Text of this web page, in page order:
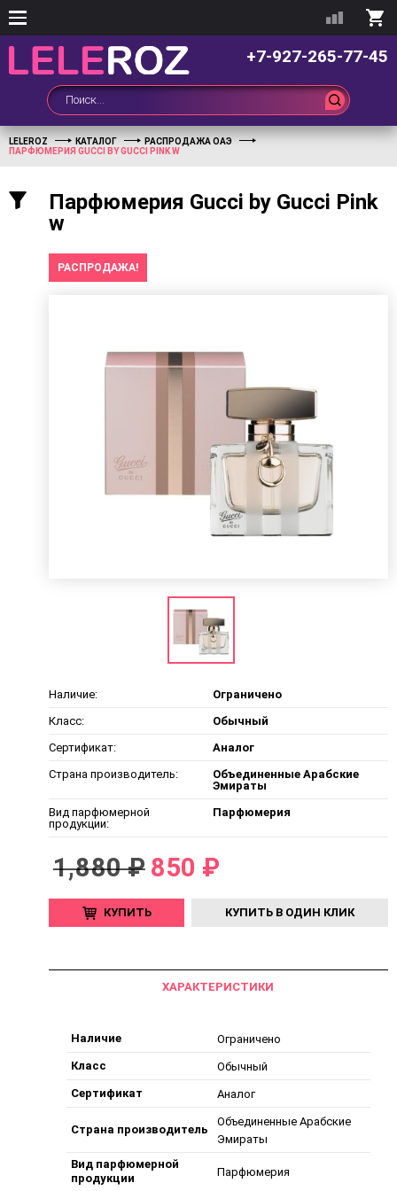
+7-927-265-77-45
LELEROZ КАТАЛОГ
РАСПРОДАЖА ОАЭ
ПАРФЮМЕРИЯ GUCCI BY GUCCI PINK W
Парфюмерия Gucci by Gucci Pink
w
РАСПРОДАЖА!
Наличие:
Ограничено
Класс:
Обычный
Сертификат:
Аналог
Страна производитель:
Объединенные Арабские
Эмираты
Вид парфюмерной
продукции:
Парфюмерия
1,880 ₽ 850 ₽
КУПИТЬ КУПИТЬ В ОДИН КЛИК
ХАРАКТЕРИСТИКИ
Наличие
Ограничено
Класс
Обычный
Сертификат
Аналог
Страна производитель
Объединенные Арабские
Эмираты
Вид парфюмерной
продукции
Парфюмерия